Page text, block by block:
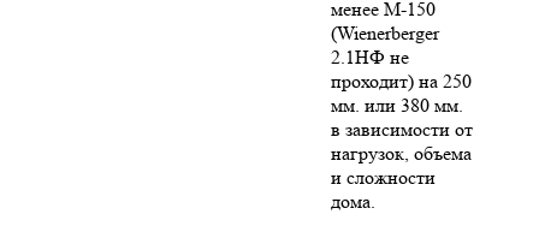
менее М-150
(Wienerberger
2.1НФ не
проходит) на 250
мм. или 380 мм.
в зависимости от
нагрузок, объема
и сложности
дома.